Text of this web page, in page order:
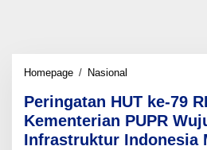
Homepage / Nasional
ke-
79
RI,
Semangat
Peringatan HUT ke-79
Kementerian PUPR
Infrastruktur Indonesia